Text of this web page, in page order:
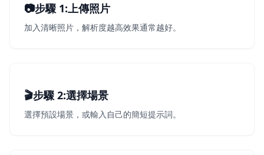
1
📷步驟 1: 上傳照片
加入清晰照片，解析度越高效果通常越好。
2
🎬步驟 2:選擇場景
選擇預設場景，或輸入自己的簡短提示詞。